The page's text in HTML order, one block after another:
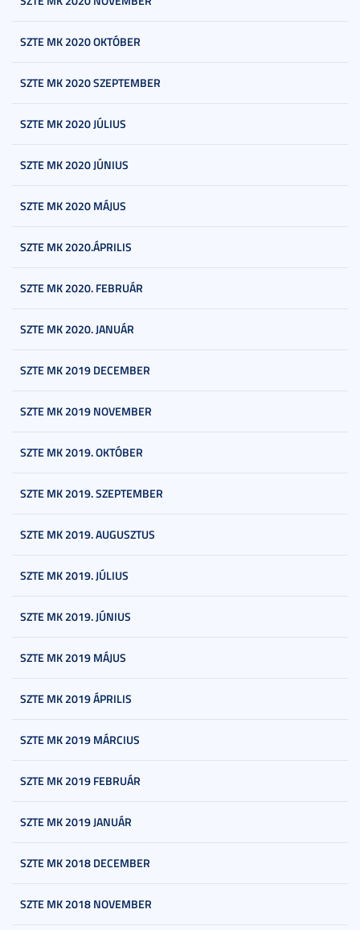
SZTE MK 2020 OKTÓBER
SZTE MK 2020 SZEPTEMBER
SZTE MK 2020 JÚLIUS
SZTE MK 2020 JÚNIUS
SZTE MK 2020 MÁJUS
SZTE MK 2020.ÁPRILIS
SZTE MK 2020. FEBRUÁR
SZTE MK 2020. JANUÁR
SZTE MK 2019 DECEMBER
SZTE MK 2019 NOVEMBER
SZTE MK 2019. OKTÓBER
SZTE MK 2019. SZEPTEMBER
SZTE MK 2019. AUGUSZTUS
SZTE MK 2019. JÚLIUS
SZTE MK 2019. JÚNIUS
SZTE MK 2019 MÁJUS
SZTE MK 2019 ÁPRILIS
SZTE MK 2019 MÁRCIUS
SZTE MK 2019 FEBRUÁR
SZTE MK 2019 JANUÁR
SZTE MK 2018 DECEMBER
SZTE MK 2018 NOVEMBER